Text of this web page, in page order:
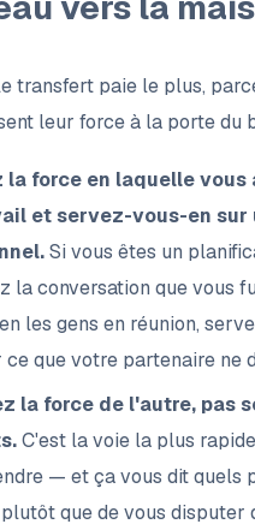
transfert paie le plus,
leur force à la porte du
la force en laquelle
et servez-vous-en sur
Si vous êtes un
la conversation que vous
les gens en réunion,
ce que votre partenaire ne
la force de l'autre, pas
C'est la voie la plus
— et ça vous dit quels
que de vous disputer